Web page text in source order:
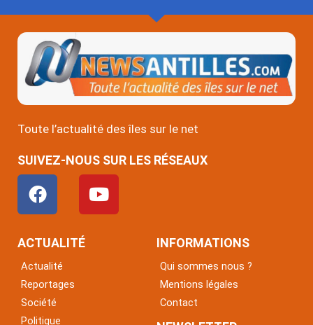
Toute l’actualité des îles sur le net
SUIVEZ-NOUS SUR LES RÉSEAUX
F
a
c
e
o
o
k
Y
o
u
ACTUALITÉ
Actualité
Reportages
Société
Politique
INFORMATIONS
Qui sommes nous ?
Mentions légales
Contact